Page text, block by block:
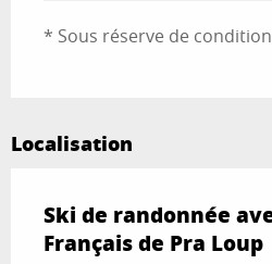
* Sous réserve de
Localisation
Ski de randonnée
Français de Pra Loup